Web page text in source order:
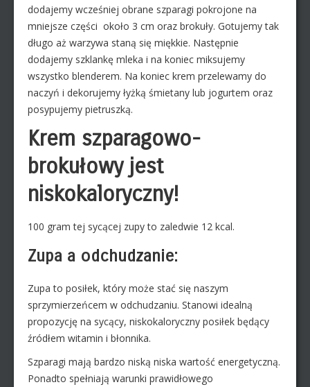
dodajemy wcześniej obrane szparagi pokrojone na
mniejsze części około 3 cm oraz brokuły. Gotujemy tak
długo aż warzywa staną się miękkie. Następnie
dodajemy szklankę mleka i na koniec miksujemy
wszystko blenderem. Na koniec krem przelewamy do
naczyń i dekorujemy łyżką śmietany lub jogurtem oraz
posypujemy pietruszką.
Krem szparagowo-
brokułowy jest
niskokaloryczny!
100 gram tej sycącej zupy to zaledwie 12 kcal.
Zupa a odchudzanie:
Zupa to posiłek, który może stać się naszym
sprzymierzeńcem w odchudzaniu. Stanowi idealną
propozycję na sycący, niskokaloryczny posiłek będący
źródłem witamin i błonnika.
Szparagi mają bardzo niską niska wartość energetyczną.
Ponadto spełniają warunki prawidłowego